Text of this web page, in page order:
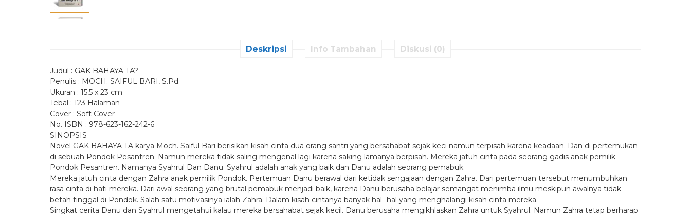
Deskripsi Info Tambahan Diskusi (0)
Judul : GAK BAHAYA TA?
Penulis : MOCH. SAIFUL BARI, S.Pd.
Ukuran : 15,5 x 23 cm
Tebal : 123 Halaman
Cover : Soft Cover
No. ISBN : 978-623-162-242-6
SINOPSIS
Novel GAK BAHAYA TA karya Moch. Saiful Bari berisikan kisah cinta dua orang santri yang bersahabat sejak keci namun terpisah karena keadaan. Dan di pertemukan
di sebuah Pondok Pesantren. Namun mereka tidak saling mengenal lagi karena saking lamanya berpisah. Mereka jatuh cinta pada seorang gadis anak pemilik
Pondok Pesantren. Namanya Syahrul Dan Danu. Syahrul adalah anak yang baik dan Danu adalah seorang pemabuk.
Mereka jatuh cinta dengan Zahra anak pemilik Pondok. Pertemuan Danu berawal dari ketidak sengajaan dengan Zahra. Dari pertemuan tersebut menumbuhkan
rasa cinta di hati mereka. Dari awal seorang yang brutal pemabuk menjadi baik, karena Danu berusaha belajar semangat menimba ilmu meskipun awalnya tidak
betah tinggal di Pondok. Salah satu motivasinya ialah Zahra. Dalam kisah cintanya banyak hal- hal yang menghalangi kisah cinta mereka.
Singkat cerita Danu dan Syahrul mengetahui kalau mereka bersahabat sejak kecil. Danu berusaha mengikhlaskan Zahra untuk Syahrul. Namun Zahra tetap berharap